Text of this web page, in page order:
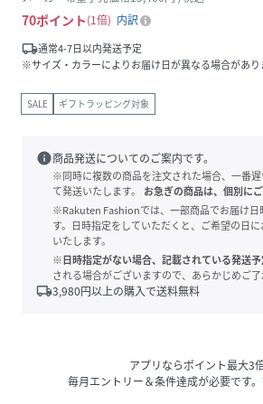
70ポイント 1倍
内訳
local_shipping通常4-7日以内発送予定
※サイズ・カラーによりお届け日が異なる場合があり
SALE ギフトラッピング対象
info商品発送についてのご案内です。
※同時に複数の商品を注文された場合、一番
て発送いたします。
お急ぎの商品は、個別に
※Rakuten Fashionでは、一部商品でお届け日
す。日時指定をしていただくと、ご希望の日
いたします。
※日時指定がない場合、記載されている発送
される場合がございますので、あらかじめご了
local_shipping3,980円以上の購入で送料無料
アプリならポイント最大3
毎月エントリー＆条件達成が必要です。